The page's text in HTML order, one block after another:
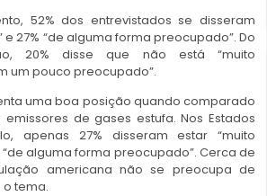
52% dos entrevistados se disseram
27% “de alguma forma preocupado”. Do
20% disse que não está “muito
um pouco preocupado”.
uma boa posição quando comparado
de gases estufa. Nos Estados
apenas 27% disseram estar “muito
alguma forma preocupado”. Cerca de
americana não se preocupa de
tema.